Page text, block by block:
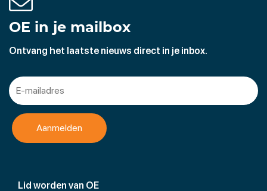
Lid worden van OE
OE in je mailbox
Ontvang het laatste nieuws direct in je inbox.